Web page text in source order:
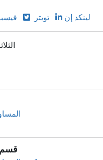
تويتر لينكد إن
الثلاثاء،
قسم